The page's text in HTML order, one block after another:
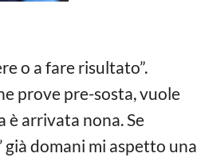
o a fare risultato”.
prove pre-sosta, vuole
è arrivata nona. Se
già domani mi aspetto una